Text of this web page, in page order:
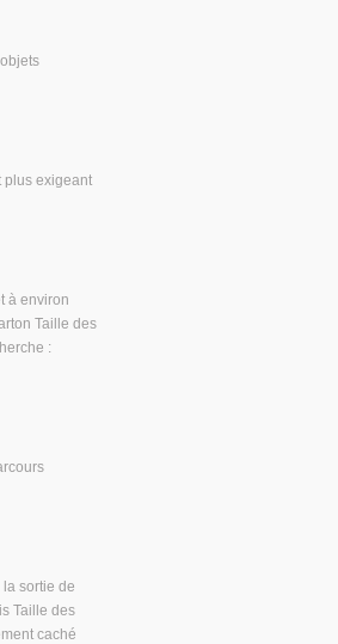
plus exigeant
à environ
Taille des
:
sortie de
Taille des
caché